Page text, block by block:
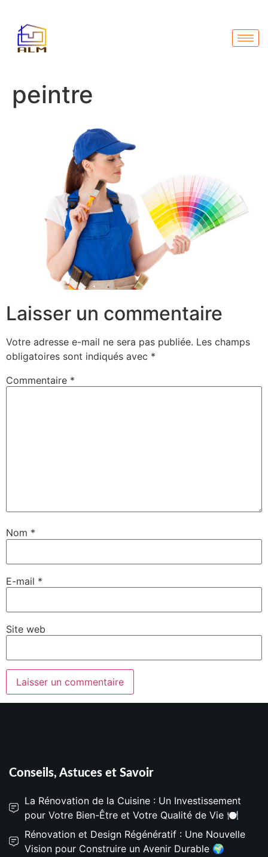
peintre
Laisser un commentaire
Votre adresse e-mail ne sera pas publiée. Les champs
obligatoires sont indiqués avec *
Commentaire *
Nom *
E-mail *
Site web
Conseils, Astuces et Savoir
La Rénovation de la Cuisine : Un Investissement
pour Votre Bien-Être et Votre Qualité de Vie 🍽️
Rénovation et Design Régénératif : Une Nouvelle
Vision pour Construire un Avenir Durable 🌍